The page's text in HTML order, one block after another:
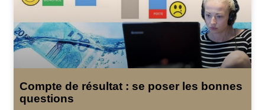
Compte de résultat : se poser les bonnes
questions